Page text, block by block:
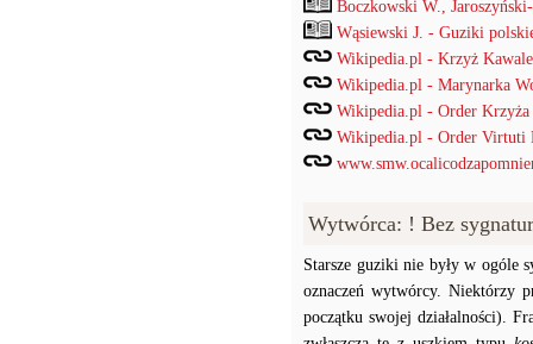
Boczkowski W.,
Wąsiewski J. - Guziki
Wikipedia.pl - Krzyż
Wikipedia.pl - Marynarka
Wikipedia.pl - Order Krzyża
Wikipedia.pl - Order
Wytwórca: ! Bez
Starsze guziki nie były w ogóle
oznaczeń wytwórcy. Niektórzy
początku swojej działalności).